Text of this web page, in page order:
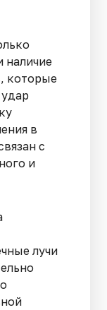
наличие
которые
в
с
и
лучи